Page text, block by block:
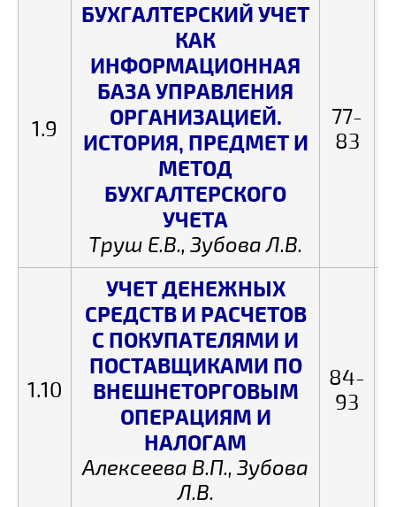
1.9
БУХГАЛТЕРСКИЙ УЧЕТ
КАК
ИНФОРМАЦИОННАЯ
БАЗА УПРАВЛЕНИЯ
ОРГАНИЗАЦИЕЙ.
ИСТОРИЯ, ПРЕДМЕТ И
МЕТОД
БУХГАЛТЕРСКОГО
УЧЕТА
Труш Е.В., Зубова Л.В.
77-
83
1.10
УЧЕТ ДЕНЕЖНЫХ
СРЕДСТВ И РАСЧЕТОВ
С ПОКУПАТЕЛЯМИ И
ПОСТАВЩИКАМИ ПО
ВНЕШНЕТОРГОВЫМ
ОПЕРАЦИЯМ И
НАЛОГАМ
Алексеева В.П., Зубова
Л.В.
84-
93